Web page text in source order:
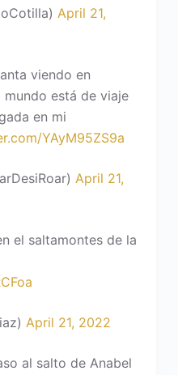
April 21,
viendo en
está de viaje
en mi
YAyM95ZS9a
April 21,
el saltamontes de la
April 21, 2022
al salto de Anabel